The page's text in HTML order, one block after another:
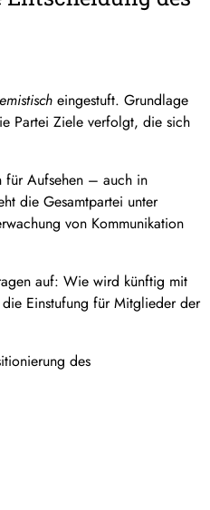
eingestuft. Grundlage
Partei Ziele verfolgt, die sich
für Aufsehen – auch in
die Gesamtpartei unter
von Kommunikation
auf: Wie wird künftig mit
Einstufung für Mitglieder der
des